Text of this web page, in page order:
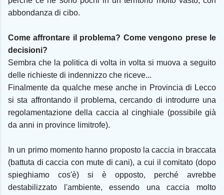
abbondanza di cibo.
Come affrontare il problema? Come vengono prese le
decisioni?
Sembra che la politica di volta in volta si muova a seguito
delle richieste di indennizzo che riceve...
Finalmente da qualche mese anche in Provincia di Lecco
si sta affrontando il problema, cercando di introdurre una
regolamentazione della caccia al cinghiale (possibile già
da anni in province limitrofe).
In un primo momento hanno proposto la caccia in braccata
(battuta di caccia con mute di cani), a cui il comitato (dopo
spieghiamo cos'è) si è opposto, perché avrebbe
destabilizzato l'ambiente, essendo una caccia molto